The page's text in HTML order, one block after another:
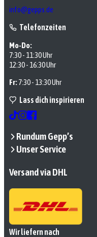
info@gepps.de
Telefonzeiten
Mo-Do:
7:30 - 11:30 Uhr
12:30 - 16:30 Uhr
Fr:7:30 - 13:30 Uhr
Lass dich inspirieren
Rundum Gepp’s
Unser Service
Versand via DHL
Wir liefern nach